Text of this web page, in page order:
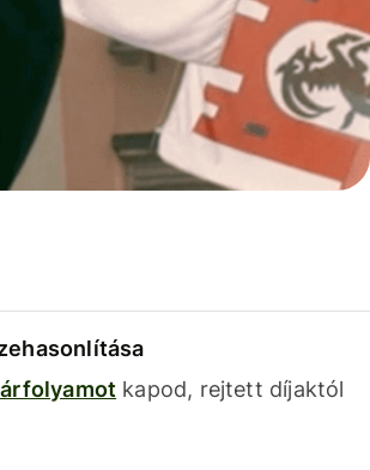
kapod, rejtett díjaktól